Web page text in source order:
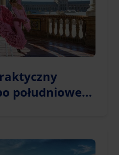
południowe...